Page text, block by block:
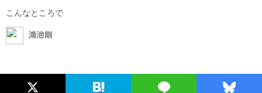
こんなところで
鴻池剛